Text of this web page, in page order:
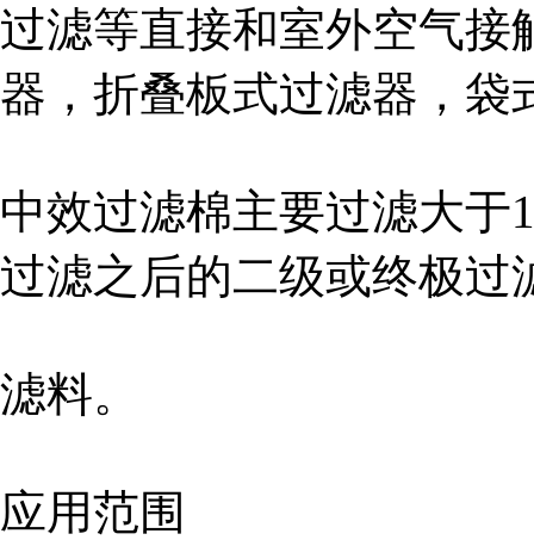
过滤等直接和室外空气接
器，折叠板式过滤器，袋
中效过滤棉主要过滤大于
过滤之后的二级或终极过
滤料。
应用范围